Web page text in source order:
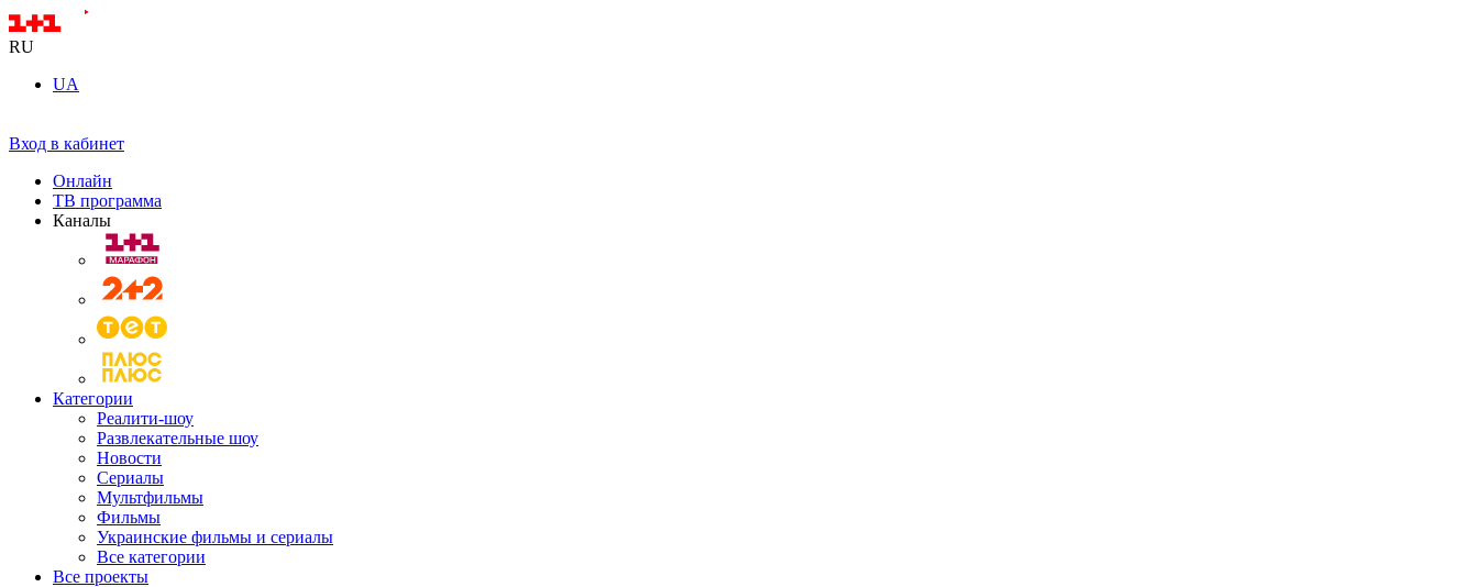
RU
UA
Вход в кабинет
Онлайн
ТВ программа
Каналы
Категории
Реалити-шоу
Развлекательные шоу
Новости
Сериалы
Мультфильмы
Фильмы
Украинские фильмы и сериалы
Все категории
Все проекты